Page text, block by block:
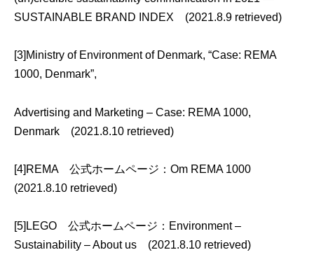
SUSTAINABLE BRAND INDEX (2021.8.9 retrieved)
[3]Ministry of Environment of Denmark, “Case: REMA
1000, Denmark”,
Advertising and Marketing – Case: REMA 1000,
Denmark (2021.8.10 retrieved)
[4]REMA 公式ホームページ：Om REMA 1000
(2021.8.10 retrieved)
[5]LEGO 公式ホームページ： Environment –
Sustainability – About us (2021.8.10 retrieved)